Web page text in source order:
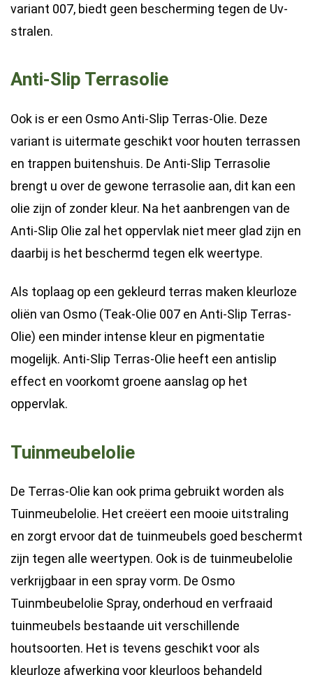
variant 007, biedt geen bescherming tegen de Uv-
stralen.
Anti-Slip Terrasolie
Ook is er een Osmo Anti-Slip Terras-Olie. Deze
variant is uitermate geschikt voor houten terrassen
en trappen buitenshuis. De Anti-Slip Terrasolie
brengt u over de gewone terrasolie aan, dit kan een
olie zijn of zonder kleur. Na het aanbrengen van de
Anti-Slip Olie zal het oppervlak niet meer glad zijn en
daarbij is het beschermd tegen elk weertype.
Als toplaag op een gekleurd terras maken kleurloze
oliën van Osmo (Teak-Olie 007 en Anti-Slip Terras-
Olie) een minder intense kleur en pigmentatie
mogelijk. Anti-Slip Terras-Olie heeft een antislip
effect en voorkomt groene aanslag op het
oppervlak.
Tuinmeubelolie
De Terras-Olie kan ook prima gebruikt worden als
Tuinmeubelolie. Het creëert een mooie uitstraling
en zorgt ervoor dat de tuinmeubels goed beschermt
zijn tegen alle weertypen. Ook is de tuinmeubelolie
verkrijgbaar in een spray vorm. De Osmo
Tuinmbeubelolie Spray, onderhoud en verfraaid
tuinmeubels bestaande uit verschillende
houtsoorten. Het is tevens geschikt voor als
kleurloze afwerking voor kleurloos behandeld